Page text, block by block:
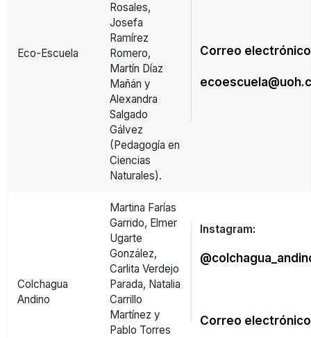
Eco-Escuela
Rosales,
Josefa
Ramírez
Romero,
Martín Díaz
Mañán y
Alexandra
Salgado
Gálvez
(Pedagogía en
Ciencias
Naturales).
Correo
Colchagua
Andino
Martina Farías
Garrido, Elmer
Ugarte
González,
Carlita Verdejo
Parada, Natalia
Carrillo
Martínez y
Pablo Torres
Instagram:
Correo